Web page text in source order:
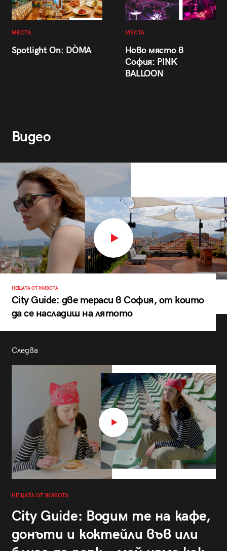
МЕСТА
Spotlight On: DÒMA
МЕСТА
Ново място в
София: PINK
BALLOON
Видео
НЕЩАТА ОТ ЖИВОТА
City Guide: две тераси в София, от които
да се насладиш на лятото
Следва
НЕЩАТА ОТ ЖИВОТА
City Guide: Водим те на кафе,
донъти и коктейли във или